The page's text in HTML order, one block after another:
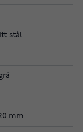
stål
mm